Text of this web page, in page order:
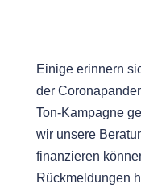
Einige erinnern
der
Ton-Kampagne
wir unsere
finanzieren
Rückmeldungen